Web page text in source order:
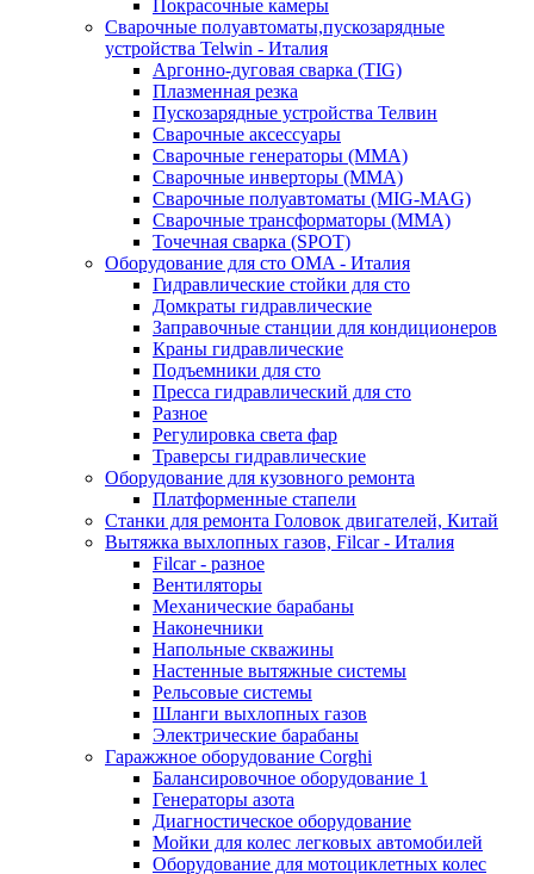
Покрасочные камеры
Сварочные полуавтоматы,пускозарядные
устройства Telwin - Италия
Аргонно-дуговая сварка (TIG)
Плазменная резка
Пускозарядные устройства Телвин
Сварочные аксессуары
Сварочные генераторы (MMA)
Сварочные инверторы (MMA)
Сварочные полуавтоматы (MIG-MAG)
Сварочные трансформаторы (MMA)
Точечная сварка (SPOT)
Оборудование для сто OMA - Италия
Гидравлические стойки для сто
Домкраты гидравлические
Заправочные станции для кондиционеров
Краны гидравлические
Подъемники для сто
Пресса гидравлический для сто
Разное
Регулировка света фар
Траверсы гидравлические
Оборудование для кузовного ремонта
Платформенные стапели
Станки для ремонта Головок двигателей, Китай
Вытяжка выхлопных газов, Filcar - Италия
Filcar - разное
Вентиляторы
Механические барабаны
Наконечники
Напольные скважины
Настенные вытяжные системы
Рельсовые системы
Шланги выхлопных газов
Электрические барабаны
Гаражжное оборудование Corghi
Балансировочное оборудование 1
Генераторы азота
Диагностическое оборудование
Мойки для колес легковых автомобилей
Оборудование для мотоциклетных колес